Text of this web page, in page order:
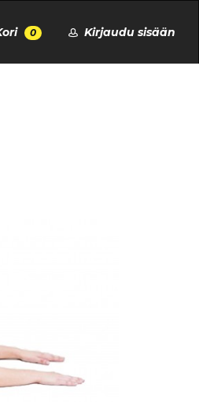
0 Kirjaudu sisään